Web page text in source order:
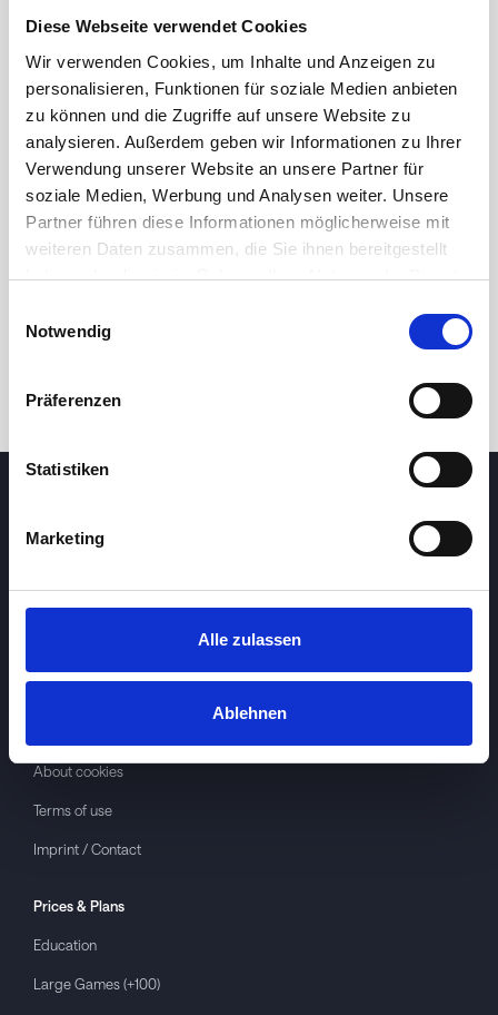
Diese Webseite verwendet Cookies
Wir verwenden Cookies, um Inhalte und Anzeigen zu
personalisieren, Funktionen für soziale Medien anbieten
zu können und die Zugriffe auf unsere Website zu
analysieren. Außerdem geben wir Informationen zu Ihrer
Verwendung unserer Website an unsere Partner für
soziale Medien, Werbung und Analysen weiter. Unsere
Partner führen diese Informationen möglicherweise mit
weiteren Daten zusammen, die Sie ihnen bereitgestellt
haben oder die sie im Rahmen Ihrer Nutzung der Dienste
Notwendig
Präferenzen
Statistiken
Marketing
Alle zulassen
Ablehnen
1m 3m 5y
About cookies
Terms of use
Imprint / Contact
Prices & Plans
Education
Large Games (+100)